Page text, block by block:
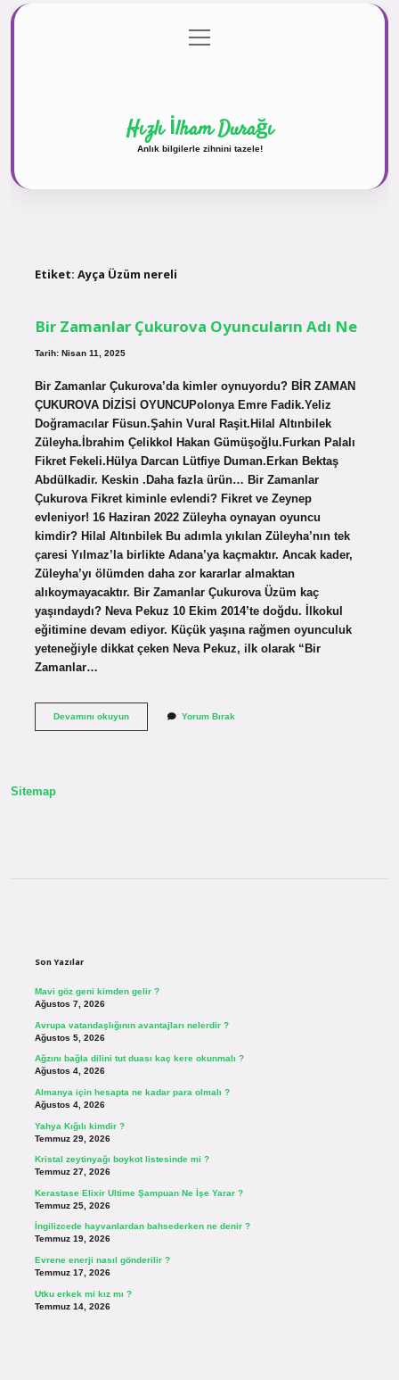
Gizlilik Politikası
menüyü
aç
Hızlı İlham Durağı
Anlık bilgilerle zihnini tazele!
Etiket: Ayça Üzüm nereli
Bir Zamanlar Çukurova Oyuncuların Adı Ne
Tarih: Nisan 11, 2025
Bir Zamanlar Çukurova’da kimler oynuyordu? BİR ZAMAN
ÇUKUROVA DİZİSİ OYUNCUPolonya Emre Fadik.Yeliz
Doğramacılar Füsun.Şahin Vural Raşit.Hilal Altınbilek
Züleyha.İbrahim Çelikkol Hakan Gümüşoğlu.Furkan Palalı
Fikret Fekeli.Hülya Darcan Lütfiye Duman.Erkan Bektaş
Abdülkadir. Keskin .Daha fazla ürün… Bir Zamanlar
Çukurova Fikret kiminle evlendi? Fikret ve Zeynep
evleniyor! 16 Haziran 2022 Züleyha oynayan oyuncu
kimdir? Hilal Altınbilek Bu adımla yıkılan Züleyha’nın tek
çaresi Yılmaz’la birlikte Adana’ya kaçmaktır. Ancak kader,
Züleyha’yı ölümden daha zor kararlar almaktan
alıkoymayacaktır. Bir Zamanlar Çukurova Üzüm kaç
yaşındaydı? Neva Pekuz 10 Ekim 2014’te doğdu. İlkokul
eğitimine devam ediyor. Küçük yaşına rağmen oyunculuk
yeteneğiyle dikkat çeken Neva Pekuz, ilk olarak “Bir
Zamanlar…
Devamını okuyunBir
Yorum Bırak
Sitemap
Son Yazılar
Mavi göz geni kimden gelir ?
Ağustos 7, 2026
Avrupa vatandaşlığının avantajları nelerdir ?
Ağustos 5, 2026
Ağzını bağla dilini tut duası kaç kere okunmalı ?
Ağustos 4, 2026
Almanya için hesapta ne kadar para olmalı ?
Ağustos 4, 2026
Yahya Kığılı kimdir ?
Temmuz 29, 2026
Kristal zeytinyağı boykot listesinde mi ?
Temmuz 27, 2026
Kerastase Elixir Ultime Şampuan Ne İşe Yarar ?
Temmuz 25, 2026
İngilizcede hayvanlardan bahsederken ne denir ?
Temmuz 19, 2026
Evrene enerji nasıl gönderilir ?
Temmuz 17, 2026
Utku erkek mi kız mı ?
Temmuz 14, 2026